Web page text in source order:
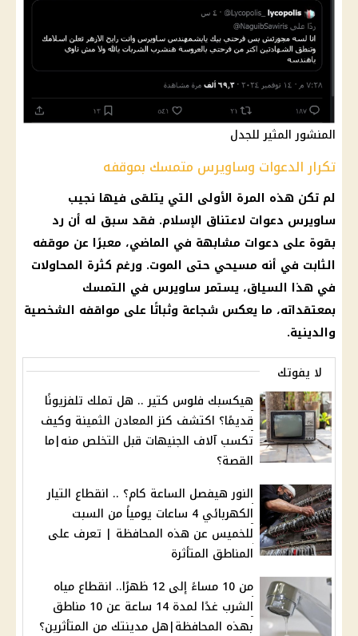
المنشور المثير للجدل
تكرار الدعوات وساويرس متمسك بموقفه
لم تكن هذه المرة الأولى التي يتلقى فيها نجيب
ساويرس دعوات لاعتناق الإسلام. فقد سبق له أن رد
بقوة على دعوات مشابهة في الماضي، معبرًا عن موقفه
الثابت في أنه مسيحي حتى الموت. ورغم كثرة المحاولات
في هذا السياق، يستمر ساويرس في التمسك
بمعتقداته، ما يعكس شجاعة وثباتًا على مواقفه الشخصية
والدينية.
لا يفوتك
هيكسبك فلوس كتير .. هل تملك تلفزيونًا
قديمًا؟ اكتشف كنز المعادن الثمينة وكيف
تكسب آلاف الجنيهات قبل التخلص منه|ما
القصة؟
النور هيفصل الساعة كام؟ .. انقطاع التيار
الكهربائي 4 ساعات يومياً من السبت
للخميس عن هذه المحافظة | تعرف على
المناطق المتأثرة
من 10 مساءً إلى 12 ظهرًا.. انقطاع مياه
الشرب غدًا لمدة 14 ساعة عن 10 مناطق
بهذه المحافظة|هل مدينتك من المتأثرين؟